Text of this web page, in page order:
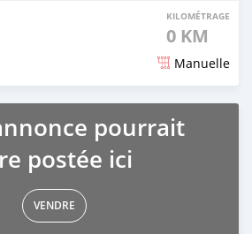
KILOMÉTRAGE
0 KM
Manuelle
pourrait
postée ici
VENDRE